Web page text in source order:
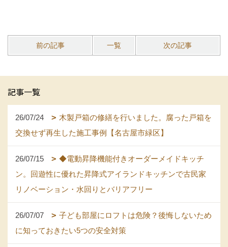
前の記事 一覧 次の記事
記事一覧
26/07/24
木製戸箱の修繕を行いました。腐った戸箱を
交換せず再生した施工事例【名古屋市緑区】
26/07/15
◆電動昇降機能付きオーダーメイドキッチ
ン。回遊性に優れた昇降式アイランドキッチンで古民家
リノベーション・水回りとバリアフリー
26/07/07
子ども部屋にロフトは危険？後悔しないため
に知っておきたい5つの安全対策